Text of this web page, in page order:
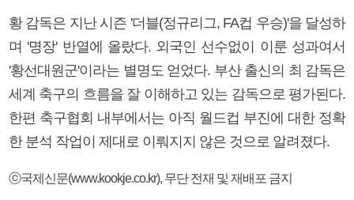
황 감독은 지난 시즌 '더블(정규리그, FA컵 우승)'을 달성하
며 '명장' 반열에 올랐다. 외국인 선수없이 이룬 성과여서
'황선대원군'이라는 별명도 얻었다. 부산 출신의 최 감독은
세계 축구의 흐름을 잘 이해하고 있는 감독으로 평가된다.
한편 축구협회 내부에서는 아직 월드컵 부진에 대한 정확
한 분석 작업이 제대로 이뤄지지 않은 것으로 알려졌다.
ⓒ국제신문(www.kookje.co.kr), 무단 전재 및 재배포 금지